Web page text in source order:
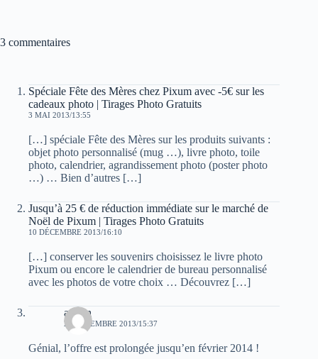
3 commentaires
Spéciale Fête des Mères chez Pixum avec -5€ sur les
cadeaux photo | Tirages Photo Gratuits
3 MAI 2013/13:55
[…] spéciale Fête des Mères sur les produits suivants :
objet photo personnalisé (mug …), livre photo, toile
photo, calendrier, agrandissement photo (poster photo
…) … Bien d’autres […]
Jusqu’à 25 € de réduction immédiate sur le marché de
Noël de Pixum | Tirages Photo Gratuits
10 DÉCEMBRE 2013/16:10
[…] conserver les souvenirs choisissez le livre photo
Pixum ou encore le calendrier de bureau personnalisé
avec les photos de votre choix … Découvrez […]
admin
23 DÉCEMBRE 2013/15:37
Génial, l’offre est prolongée jusqu’en février 2014 !